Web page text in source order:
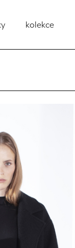
kolekce